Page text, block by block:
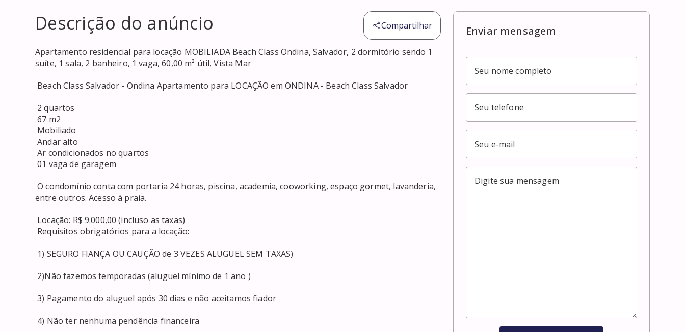
Descrição do anúncio Compartilhar
Apartamento residencial para locação MOBILIADA Beach Class Ondina, Salvador, 2 dormitório sendo 1
suíte, 1 sala, 2 banheiro, 1 vaga, 60,00 m² útil, Vista Mar
67 m2
Andar alto
Ar condicionados no quartos
01 vaga de garagem
O condomínio conta com portaria 24 horas, piscina, academia, cooworking, espaço gormet, lavanderia,
entre outros. Acesso à praia.
3) Pagamento do aluguel após 30 dias e não aceitamos fiador
Enviar mensagem